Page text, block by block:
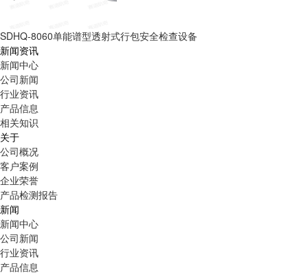
SDHQ-8060单能谱型透射式行包安全检查设备
新闻资讯
新闻中心
公司新闻
行业资讯
产品信息
相关知识
关于
公司概况
客户案例
企业荣誉
产品检测报告
新闻
新闻中心
公司新闻
行业资讯
产品信息